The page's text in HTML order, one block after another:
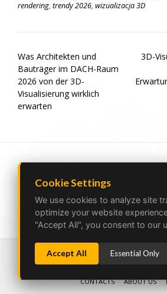
rendering, trendy 2026, wizualizacja 3D
Was Architekten und
Bauträger im DACH-Raum
2026 von der 3D-
Visualisierung wirklich
erwarten
3D-
Ukraine Lviv|Poland
PRIVACY POLICY
HOME
PORTFOLIO SERVICES
CONTACTS
ABOUT US
Cookie Settings
We use cookies to analyze site
optimize your website
"Accept All", you consent to our
Accept All Essential Only